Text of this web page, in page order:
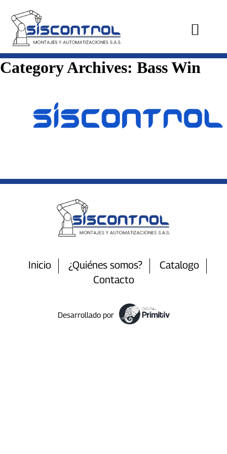
Category Archives: Bass Win
Inicio ¿Quiénes somos?
Catalogo
Contacto
Desarrollado por